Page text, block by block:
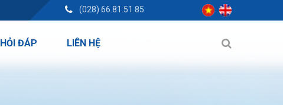
(028) 66.81.51.85
HỎI ĐÁP LIÊN HỆ